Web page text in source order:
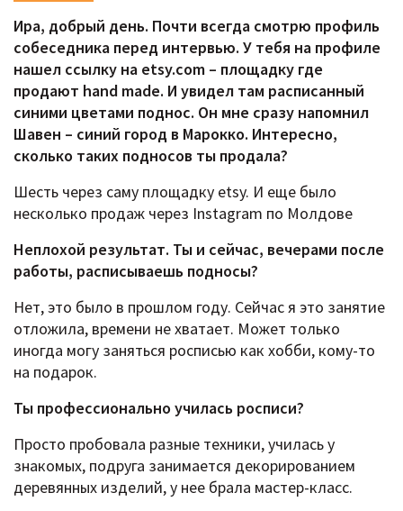
Ира, добрый день. Почти всегда смотрю профиль
собеседника перед интервью. У тебя на профиле
нашел ссылку на etsy.com – площадку где
продают hand made. И увидел там расписанный
синими цветами поднос. Он мне сразу напомнил
Шавен – синий город в Марокко. Интересно,
сколько таких подносов ты продала?
Шесть через саму площадку etsy. И еще было
несколько продаж через Instаgram по Молдове
Неплохой результат. Ты и сейчас, вечерами после
работы, расписываешь подносы?
Нет, это было в прошлом году. Сейчас я это занятие
отложила, времени не хватает. Может только
иногда могу заняться росписью как хобби, кому-то
на подарок.
Ты профессионально училась росписи?
Просто пробовала разные техники, училась у
знакомых, подруга занимается декорированием
деревянных изделий, у нее брала мастер-класс.